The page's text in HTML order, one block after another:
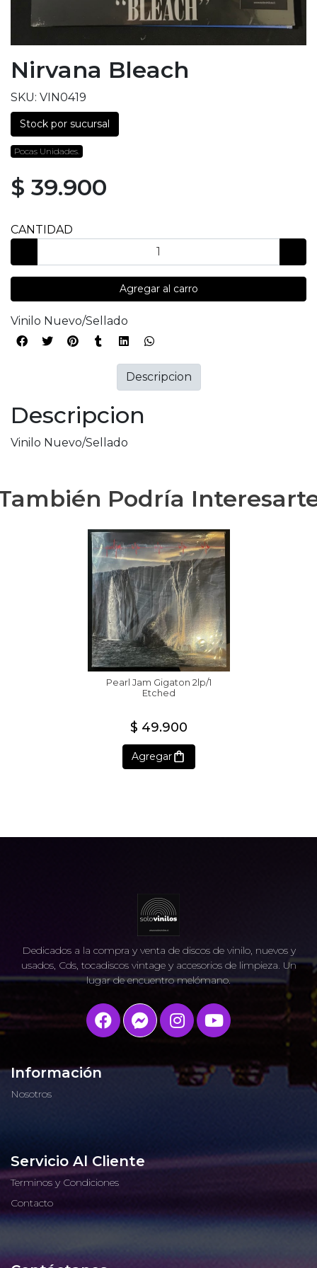
Nirvana Bleach
SKU: VIN0419
Stock por sucursal
Pocas Unidades.
$ 39.900
CANTIDAD
Agregar al carro
Vinilo Nuevo/Sellado
Descripcion
Vinilo Nuevo/Sellado
Descripcion
Podría
Pearl Jam Gigaton 2lp/1
Etched
$ 49.900
Agregar
Dedicados a la compra y venta de discos de vinilo, nuevos y
usados, Cds, tocadiscos vintage y accesorios de limpieza. Un
lugar de encuentro melómano.
Información
Nosotros
Servicio Al Cliente
Terminos y Condiciones
Contacto